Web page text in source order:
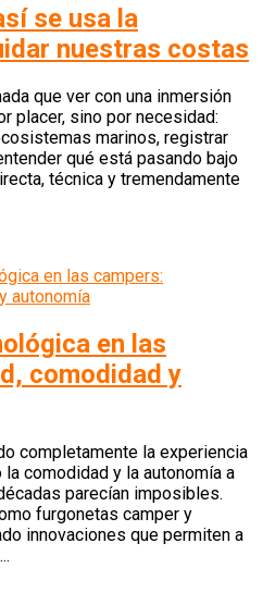
se usa la
nuestras costas
que ver con una inmersión
placer, sino por necesidad:
marinos, registrar
qué está pasando bajo
técnica y tremendamente
en las
comodidad y
completamente la experiencia
comodidad y la autonomía a
parecían imposibles.
furgonetas camper y
innovaciones que permiten a